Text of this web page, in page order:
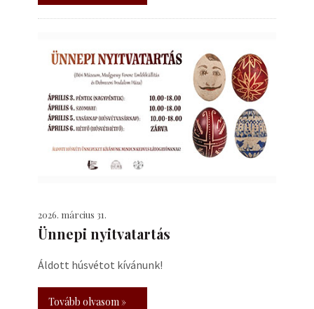
2026. március 31.
Ünnepi nyitvatartás
Áldott húsvétot kívánunk!
Tovább olvasom »